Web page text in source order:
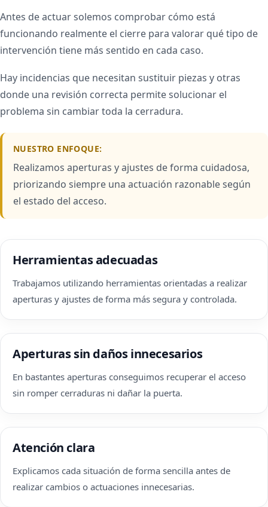
Antes de actuar solemos comprobar cómo está
funcionando realmente el cierre para valorar qué tipo de
intervención tiene más sentido en cada caso.
Hay incidencias que necesitan sustituir piezas y otras
donde una revisión correcta permite solucionar el
problema sin cambiar toda la cerradura.
NUESTRO ENFOQUE:
Realizamos aperturas y ajustes de forma cuidadosa,
priorizando siempre una actuación razonable según
el estado del acceso.
Herramientas adecuadas
Trabajamos utilizando herramientas orientadas a realizar
aperturas y ajustes de forma más segura y controlada.
Aperturas sin daños innecesarios
En bastantes aperturas conseguimos recuperar el acceso
sin romper cerraduras ni dañar la puerta.
Atención clara
Explicamos cada situación de forma sencilla antes de
realizar cambios o actuaciones innecesarias.